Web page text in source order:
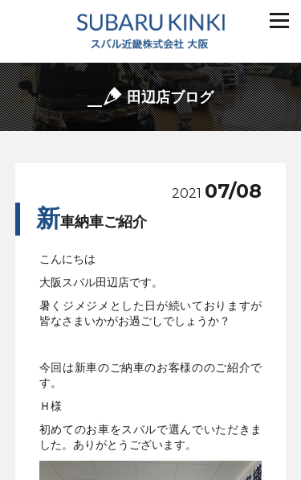
田辺店ブログ
2021 07/08
新車納車ご紹介
こんにちは
大阪スバル田辺店です。
暑くジメジメとした日が続いておりますが
皆なさまいかがお過ごしでしょうか？
今回は新車のご納車のお客様ののご紹介で
す。
Ｈ様
初めてのお車をスバルで選んでいただきま
した。ありがとうございます。